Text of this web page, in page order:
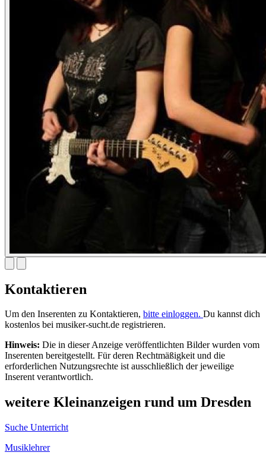
Kontaktieren
Um den Inserenten zu Kontaktieren, bitte einloggen. Du kannst dich
kostenlos bei musiker-sucht.de registrieren.
Hinweis: Die in dieser Anzeige veröffentlichten Bilder wurden vom
Inserenten bereitgestellt. Für deren Rechtmäßigkeit und die
erforderlichen Nutzungsrechte ist ausschließlich der jeweilige
Inserent verantwortlich.
weitere Kleinanzeigen rund um Dresden
Suche Unterricht
Musiklehrer